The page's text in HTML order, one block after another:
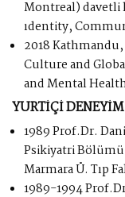
Montreal) davetli
ıdentity,
2018
Culture and
and Mental
YURTİÇİ DENEYİM
1989 Prof.Dr.
Psikiyatri
Marmara Ü. Tıp
1989-1994